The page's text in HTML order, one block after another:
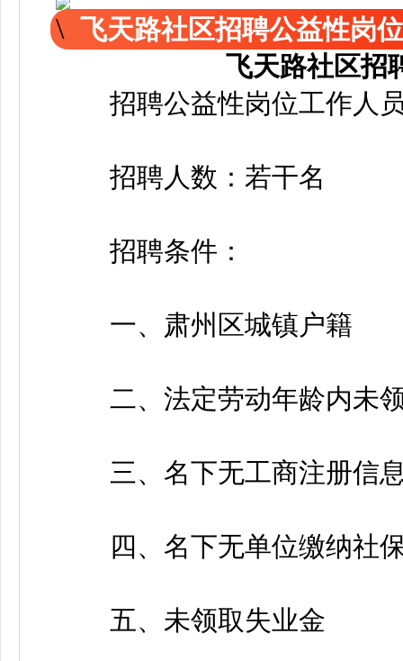
飞天路社区招聘公益性岗
飞天路社区招
招聘公益性岗位工作人
招聘人数：若干名
招聘条件：
一、肃州区城镇户籍
二、法定劳动年龄内未
三、名下无工商注册信
四、名下无单位缴纳社
五、未领取失业金